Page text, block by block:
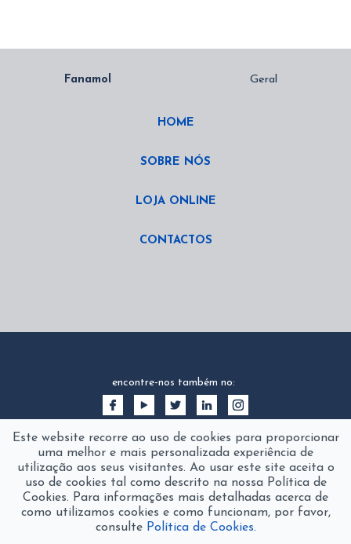
HOME
SOBRE NÓS
LOJA ONLINE
CONTACTOS
encontre-nos também no:
2016 © fanamol
Este website recorre ao uso de cookies para proporcionar
uma melhor e mais personalizada experiência de
utilização aos seus visitantes. Ao usar este site aceita o
uso de cookies tal como descrito na nossa Política de
Cookies. Para informações mais detalhadas acerca de
como utilizamos cookies e como funcionam, por favor,
consulte Política de Cookies.